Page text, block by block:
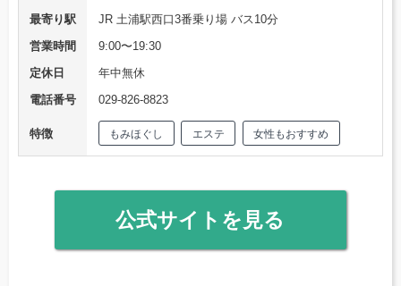
最寄り駅
JR 土浦駅西口3番乗り場 バス10分
営業時間
9:00〜19:30
定休日
年中無休
電話番号
029-826-8823
特徴 もみほぐし エステ 女性もおすすめ
公式サイトを見る